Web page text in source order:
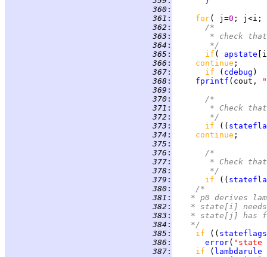
360 :
361 : for( j=0 ; j<i;
362 :
/*
363 :
* check
364 :
       */
365 : if ( apstate
366 : continue
367 : if ( cdebug
368 : fprintf (cout,
369 :
370 :
/*
371 :
* Check
372 :
       */
373 : if ((
374 : continue
375 :
376 :
/*
377 :
* Check
378 :
       */
379 : if ((
380 :
/*
381 :
* p0 derives
382 :
* state[i]
383 :
* state[j] has
384 :
	 */
385 : if (( stateflags
386 : error( "state
387 : if ( lambdarule